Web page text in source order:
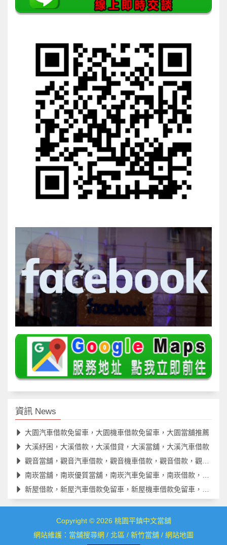
資訊 News
大園汽車借款免留車，大園機車借款免留車，大園當舖推薦
大溪紓困，大溪借款，大溪借貸，大溪當舖，大溪汽車借款
觀音當舖，觀音汽車借款，觀音機車借款，觀音借款，觀音借錢
南崁當舖，南崁優質當舖，南崁汽車免留車，南崁借款，南崁借貸
新屋借款，新屋汽車借款免留車，新屋機車借款免留車，新屋借款
Copyright © 2026 桃園平鎮中文當舖
網站維護： 當舖搜尋網 / 北區 / 新竹當舖 / 網站地圖